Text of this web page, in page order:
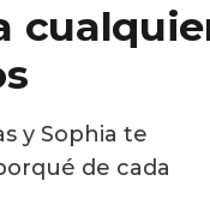
y Sophia te
de cada